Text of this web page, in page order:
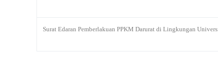
Surat Edaran Pemberlakuan PPKM Darurat di Lingkungan